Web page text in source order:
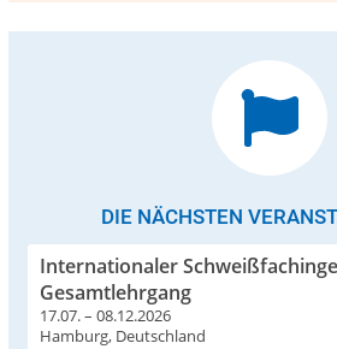
DIE NÄCHSTEN
Internationaler
Gesamtlehrgang
17.07. – 08.12.2026
Hamburg, Deutschland